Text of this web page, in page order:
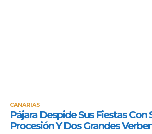
CANARIAS
Pájara Despide Sus Fiestas Con
Procesión Y Dos Grandes